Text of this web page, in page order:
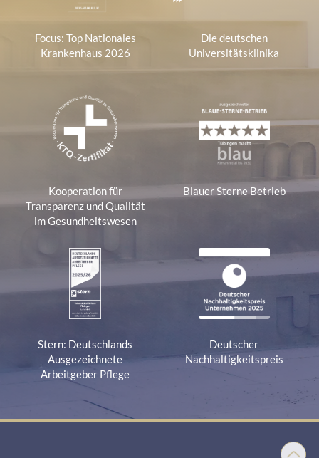
Focus: Top Nationales
Krankenhaus 2026
Die deutschen
Universitätsklinika
Kooperation für
Transparenz und Qualität
im Gesundheitswesen
Blauer Sterne Betrieb
Stern: Deutschlands
Ausgezeichnete
Arbeitgeber Pflege
Deutscher
Nachhaltigkeitspreis
Nach